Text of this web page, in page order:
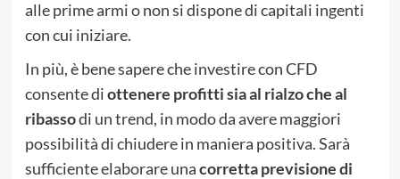
alle prime armi o non si dispone di capitali ingenti
con cui iniziare.
In più, è bene sapere che investire con CFD
consente diottenere profitti sia al rialzo che al
ribassodi un trend, in modo da avere maggiori
possibilità di chiudere in maniera positiva. Sarà
sufficiente elaborare unacorretta previsione di